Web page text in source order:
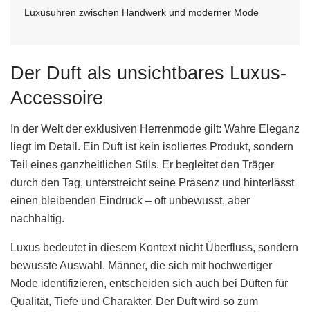
Luxusuhren zwischen Handwerk und moderner Mode
Der Duft als unsichtbares Luxus-
Accessoire
In der Welt der exklusiven Herrenmode gilt: Wahre Eleganz
liegt im Detail. Ein Duft ist kein isoliertes Produkt, sondern
Teil eines ganzheitlichen Stils. Er begleitet den Träger
durch den Tag, unterstreicht seine Präsenz und hinterlässt
einen bleibenden Eindruck – oft unbewusst, aber
nachhaltig.
Luxus bedeutet in diesem Kontext nicht Überfluss, sondern
bewusste Auswahl. Männer, die sich mit hochwertiger
Mode identifizieren, entscheiden sich auch bei Düften für
Qualität, Tiefe und Charakter. Der Duft wird so zum